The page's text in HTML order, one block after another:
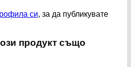
си, за да публикувате
продукт също